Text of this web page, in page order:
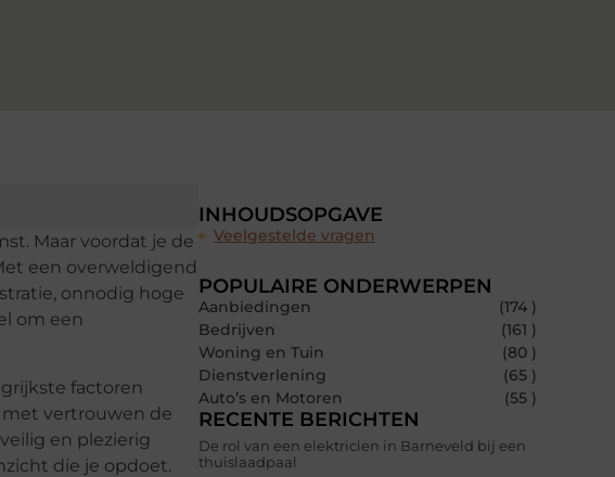
Maar voordat je de
een overweldigend
onnodig hoge
om een
factoren
vertrouwen de
en plezierig
die je opdoet.
INHOUDSOPGAVE
Veelgestelde vragen
POPULAIRE ONDERWERPEN
Aanbiedingen
(174 )
Bedrijven
(161 )
Woning en Tuin
(80 )
Dienstverlening
(65 )
Auto’s en Motoren
(55 )
RECENTE BERICHTEN
De rol van een elektricien in Barneveld bij een
thuislaadpaal